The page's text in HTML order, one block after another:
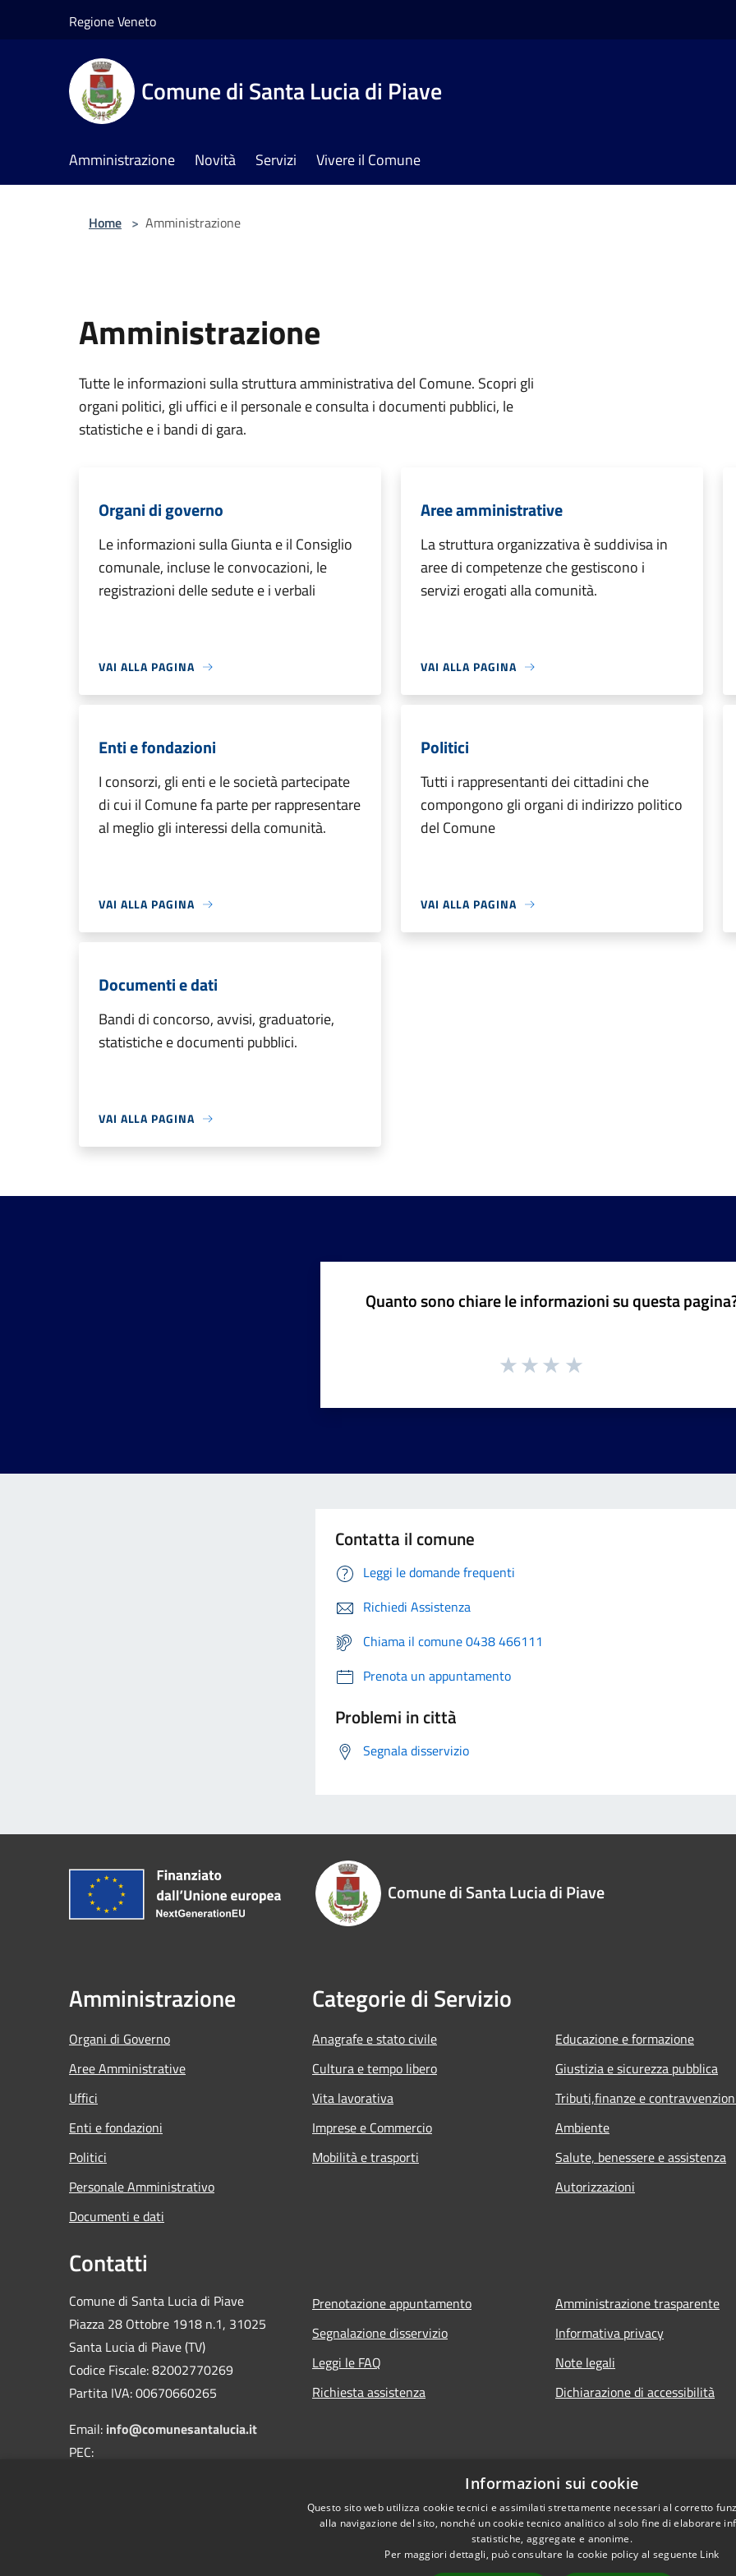
Regione Veneto
Comune di Santa Lucia di Piave
Amministrazione Novità Servizi Vivere il Comune
Home > Amministrazione
Amministrazione
Tutte le informazioni sulla struttura amministrativa del Comune. Scopri gli
organi politici, gli uffici e il personale e consulta i documenti pubblici, le
statistiche e i bandi di gara.
Organi di governo
Le informazioni sulla Giunta e il Consiglio
comunale, incluse le convocazioni, le
registrazioni delle sedute e i verbali
VAI ALLA PAGINA
Aree amministrative
La struttura organizzativa è suddivisa in
aree di competenze che gestiscono i
servizi erogati alla comunità.
VAI ALLA PAGINA
Enti e fondazioni
I consorzi, gli enti e le società partecipate
di cui il Comune fa parte per rappresentare
al meglio gli interessi della comunità.
VAI ALLA PAGINA
Politici
Tutti i rappresentanti dei cittadini che
compongono gli organi di indirizzo politico
del Comune
VAI ALLA PAGINA
Documenti e dati
Bandi di concorso, avvisi, graduatorie,
statistiche e documenti pubblici.
VAI ALLA PAGINA
Quanto sono chiare le informazioni su questa
Contatta il comune
Leggi le domande frequenti
Richiedi Assistenza
Chiama il comune 0438 466111
Prenota un appuntamento
Problemi in città
Segnala disservizio
Comune di Santa Lucia di Piave
Amministrazione
Organi di Governo
Aree Amministrative
Uffici
Enti e fondazioni
Politici
Personale Amministrativo
Documenti e dati
Categorie di Servizio
Anagrafe e stato civile
Cultura e tempo libero
Vita lavorativa
Imprese e Commercio
Mobilità e trasporti
Educazione e formazione
Giustizia e sicurezza pubblica
Tributi,finanze e
Ambiente
Salute, benessere e assistenza
Autorizzazioni
Contatti
Comune di Santa Lucia di Piave
Piazza 28 Ottobre 1918 n.1, 31025
Santa Lucia di Piave (TV)
Codice Fiscale: 82002770269
Partita IVA: 00670660265
Email: info@comunesantalucia.it
PEC:
Prenotazione appuntamento
Segnalazione disservizio
Leggi le FAQ
Richiesta assistenza
Amministrazione trasparente
Informativa privacy
Note legali
Dichiarazione di accessibilità
Informazioni sui cookie
Questo sito web utilizza cookie tecnici e assimilati strettamente necessari al corretto
alla navigazione del sito, nonché un cookie tecnico analitico al solo fine di elaborare
statistiche, aggregate e anonime.
Per maggiori dettagli, può consultare la cookie policy al seguente Link